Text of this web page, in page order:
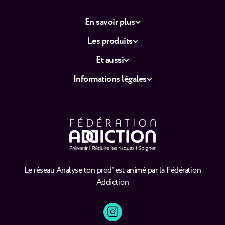
Le réseau Analyse ton prod' est animé par la Fédération
Addiction
En savoir plus
Les produits
Et aussi
Informations légales